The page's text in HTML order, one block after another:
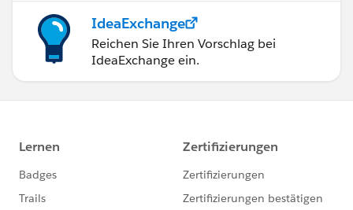
IdeaExchange
Reichen Sie Ihren Vorschlag bei
IdeaExchange ein.